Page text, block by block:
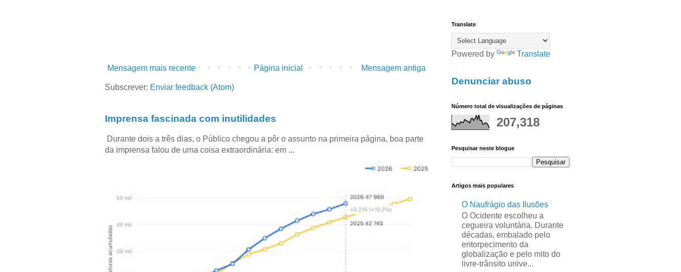
Mensagem mais recente Mensagem antiga
Página inicial
Subscrever: Enviar feedback (Atom)
Imprensa fascinada com inutilidades
Durante dois a três dias, o Público chegou a pôr o assunto na primeira página, boa parte
da imprensa falou de uma coisa extraordinária: em ...
Translate
Powered by Translate
Denunciar abuso
Número total de visualizações de páginas
207,318
Pesquisar neste blogue
Artigos mais populares
O Naufrágio das Ilusões
O Ocidente escolheu a
cegueira voluntária. Durante
décadas, embalado pelo
entorpecimento da
globalização e pelo mito do
livre-trânsito unive...